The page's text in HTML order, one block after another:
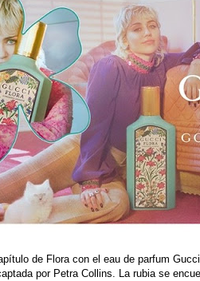
de Flora con el eau de parfum
por Petra Collins. La rubia se